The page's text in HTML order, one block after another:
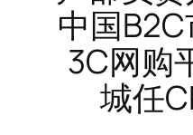
中国
3C网购
城任